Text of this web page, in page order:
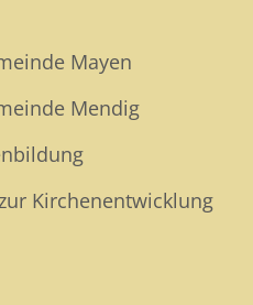
Mayen
Mendig
Kirchenentwicklung